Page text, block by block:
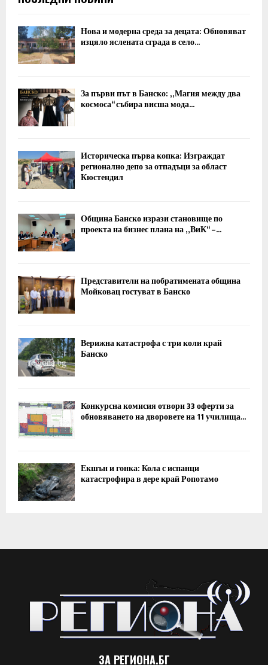
Нова и модерна среда за децата: Обновяват
изцяло яслената сграда в село...
За първи път в Банско: „Магия между два
космоса“ събира висша мода...
Историческа първа копка: Изграждат
регионално депо за отпадъци за област
Кюстендил
Община Банско изрази становище по
проекта на бизнес плана на „ВиК“ –...
Представители на побратимената община
Мойковац гостуват в Банско
Верижна катастрофа с три коли край
Банско
Конкурсна комисия отвори 33 оферти за
обновяването на дворовете на 11 училища...
Екшън и гонка: Кола с испанци
катастрофира в дере край Ропотамо
ЗА РЕГИОНА.БГ